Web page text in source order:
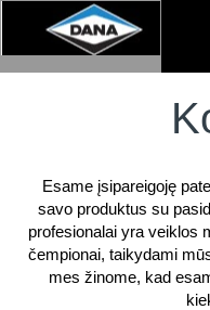
Esame įsipareigoję
savo produktus su
profesionalai yra veiklos
čempionai, taikydami
mes žinome, kad